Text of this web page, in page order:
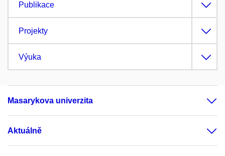
Publikace
Projekty
Výuka
Masarykova univerzita
Aktuálně